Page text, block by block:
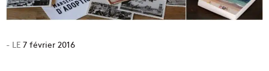
7 février 2016